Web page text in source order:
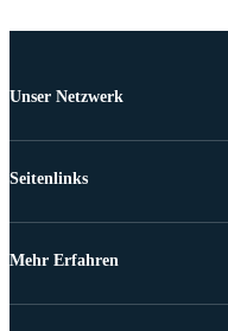
Unser Netzwerk
Seitenlinks
Mehr Erfahren